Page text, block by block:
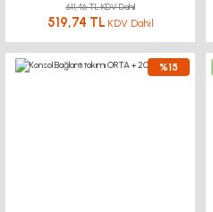
611,46 TL KDV Dahil
519,74 TL KDV Dahil
%15